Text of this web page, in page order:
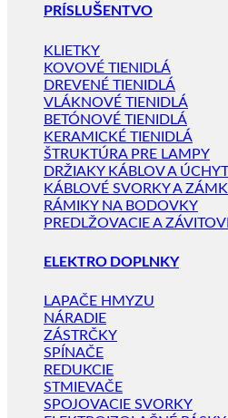
PRÍSLUŠENTVO
KLIETKY
KOVOVÉ TIENIDLÁ
DREVENÉ TIENIDLÁ
VLÁKNOVÉ TIENIDLÁ
BETÓNOVÉ TIENIDLÁ
KERAMICKÉ TIENIDLÁ
ŠTRUKTÚRA PRE LAMPY
DRŽIAKY KÁBLOV A
KÁBLOVÉ SVORKY A
RÁMIKY NA BODOVKY
PREDLŽOVACIE A
ELEKTRO DOPLNKY
LAPAČE HMYZU
NÁRADIE
ZÁSTRČKY
SPÍNAČE
REDUKCIE
STMIEVAČE
SPOJOVACIE SVORKY